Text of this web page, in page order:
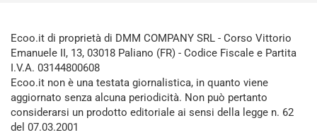
Ecoo.it di proprietà di DMM COMPANY SRL - Corso Vittorio
Emanuele II, 13, 03018 Paliano (FR) - Codice Fiscale e Partita
I.V.A. 03144800608
Ecoo.it non è una testata giornalistica, in quanto viene
aggiornato senza alcuna periodicità. Non può pertanto
considerarsi un prodotto editoriale ai sensi della legge n. 62
del 07.03.2001